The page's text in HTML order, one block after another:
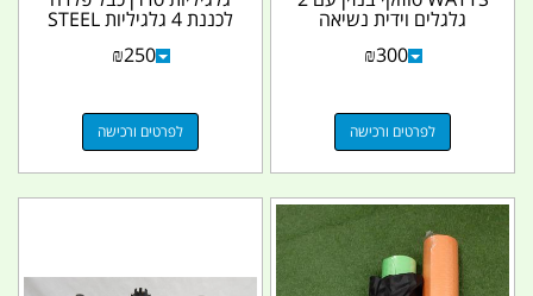
גלגלים וידית נשיאה
קמפינג...
₪300
לפרטים ורכישה
לכננת 4 גלגיליות STEEL
₪250
לפרטים ורכישה